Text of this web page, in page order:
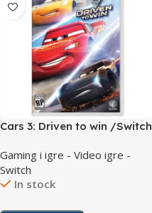
Cars 3: Driven to win /Switch
Gaming i igre - Video igre -
Switch
In stock